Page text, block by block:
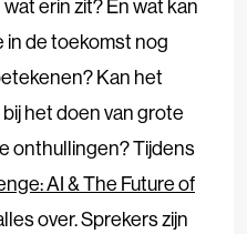
erin zit? En wat kan
de toekomst nog
Kan het
het doen van grote
onthullingen? Tijdens
AI & The Future of
over. Sprekers zijn